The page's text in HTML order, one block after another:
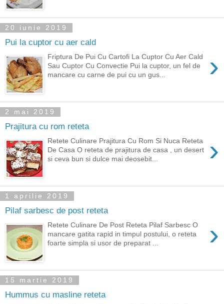
20 iunie 2019
Pui la cuptor cu aer cald
›
Friptura De Pui Cu Cartofi La Cuptor Cu Aer Cald
Sau Cuptor Cu Convectie Pui la cuptor, un fel de
mancare cu carne de pui cu un gus...
2 mai 2019
Prajitura cu rom reteta
›
Retete Culinare Prajitura Cu Rom Si Nuca Reteta
De Casa O reteta de prajitura de casa , un desert
si ceva bun si dulce mai deosebit...
1 aprilie 2019
Pilaf sarbesc de post reteta
›
Retete Culinare De Post Reteta Pilaf Sarbesc O
mancare gatita rapid in timpul postului, o reteta
foarte simpla si usor de preparat ...
15 martie 2019
Hummus cu masline reteta